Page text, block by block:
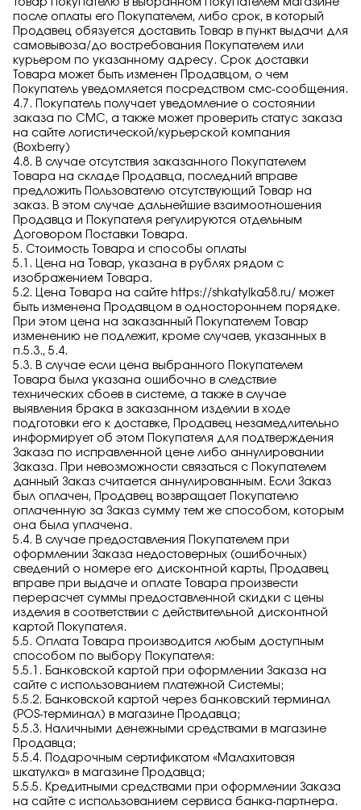
Товар Покупателю в выбранном Покупателем магазине
после оплаты его Покупателем, либо срок, в который
Продавец обязуется доставить Товар в пункт выдачи для
самовывоза/до востребования Покупателем или
курьером по указанному адресу. Срок доставки
Товара может быть изменен Продавцом, о чем
Покупатель уведомляется посредством смс-сообщения.
4.7. Покупатель получает уведомление о состоянии
заказа по СМС, а также может проверить статус заказа
на сайте логистической/курьерской компания
(Boxberry)
4.8. В случае отсутствия заказанного Покупателем
Товара на складе Продавца, последний вправе
предложить Пользователю отсутствующий Товар на
заказ. В этом случае дальнейшие взаимоотношения
Продавца и Покупателя регулируются отдельным
Договором Поставки Товара.
5. Стоимость Товара и способы оплаты
5.1. Цена на Товар, указана в рублях рядом с
изображением Товара.
5.2. Цена Товара на сайте https://shkatylka58.ru/ может
быть изменена Продавцом в одностороннем порядке.
При этом цена на заказанный Покупателем Товар
изменению не подлежит, кроме случаев, указанных в
п.5.3., 5.4.
5.3. В случае если цена выбранного Покупателем
Товара была указана ошибочно в следствие
технических сбоев в системе, а также в случае
выявления брака в заказанном изделии в ходе
подготовки его к доставке, Продавец незамедлительно
информирует об этом Покупателя для подтверждения
Заказа по исправленной цене либо аннулировании
Заказа. При невозможности связаться с Покупателем
данный Заказ считается аннулированным. Если Заказ
был оплачен, Продавец возвращает Покупателю
оплаченную за Заказ сумму тем же способом, которым
она была уплачена.
5.4. В случае предоставления Покупателем при
оформлении Заказа недостоверных (ошибочных)
сведений о номере его дисконтной карты, Продавец
вправе при выдаче и оплате Товара произвести
перерасчет суммы предоставленной скидки с цены
изделия в соответствии с действительной дисконтной
картой Покупателя.
5.5. Оплата Товара производится любым доступным
способом по выбору Покупателя:
5.5.1. Банковской картой при оформлении Заказа на
сайте с использованием платежной Системы;
5.5.2. Банковской картой через банковский терминал
(POS-терминал) в магазине Продавца;
5.5.3. Наличными денежными средствами в магазине
Продавца;
5.5.4. Подарочным сертификатом «Малахитовая
шкатулка» в магазине Продавца;
5.5.5. Кредитными средствами при оформлении Заказа
на сайте с использованием сервиса банка-партнера.